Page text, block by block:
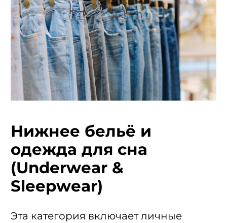
Нижнее бельё и
одежда для сна
(Underwear &
Sleepwear)
Эта категория включает личные